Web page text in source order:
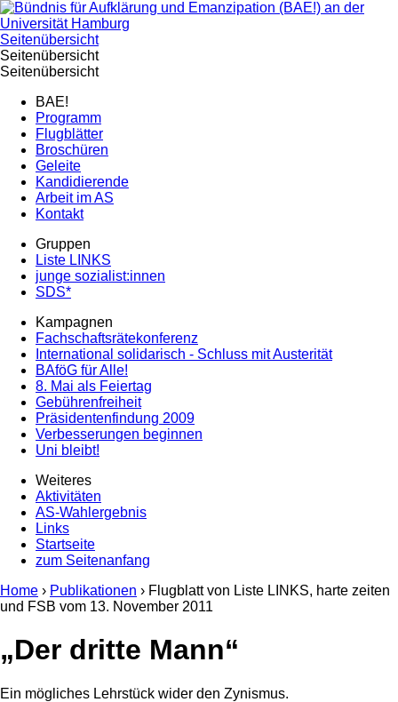
Seitenübersicht
Seitenübersicht
Seitenübersicht
BAE!
Programm
Flugblätter
Broschüren
Geleite
Kandidierende
Arbeit im AS
Kontakt
Gruppen
Liste LINKS
junge sozialist:innen
SDS*
Kampagnen
Fachschaftsrätekonferenz
International solidarisch - Schluss mit Austerität
BAföG für Alle!
8. Mai als Feiertag
Gebührenfreiheit
Präsidentenfindung 2009
Verbesserungen beginnen
Uni bleibt!
Weiteres
Aktivitäten
AS-Wahlergebnis
Links
Startseite
zum Seitenanfang
Home › Publikationen › Flugblatt von Liste LINKS, harte zeiten
und FSB vom 13. November 2011
„Der dritte Mann“
Ein mögliches Lehrstück wider den Zynismus.